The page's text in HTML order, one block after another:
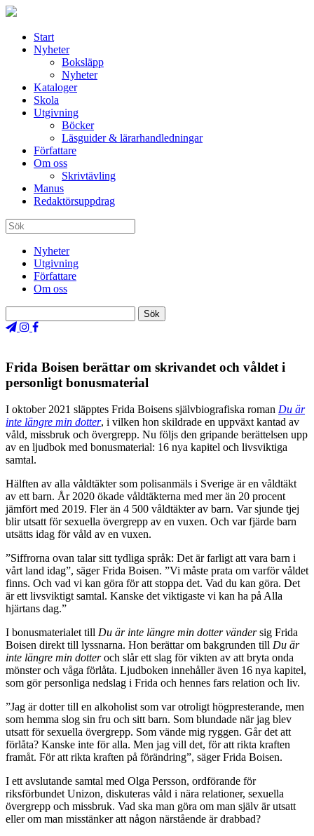
Start
Nyheter
Boksläpp
Nyheter
Kataloger
Skola
Utgivning
Böcker
Läsguider & lärarhandledningar
Författare
Om oss
Skrivtävling
Manus
Redaktörsuppdrag
Nyheter
Utgivning
Författare
Om oss
Frida Boisen berättar om skrivandet och våldet i
personligt bonusmaterial
I oktober 2021 släpptes Frida Boisens självbiografiska roman Du är
inte längre min dotter, i vilken hon skildrade en uppväxt kantad av
våld, missbruk och övergrepp. Nu följs den gripande berättelsen upp
av en ljudbok med bonusmaterial: 16 nya kapitel och livsviktiga
samtal.
Hälften av alla våldtäkter som polisanmäls i Sverige är en våldtäkt
av ett barn. År 2020 ökade våldtäkterna med mer än 20 procent
jämfört med 2019. Fler än 4 500 våldtäkter av barn. Var sjunde tjej
blir utsatt för sexuella övergrepp av en vuxen. Och var fjärde barn
utsätts idag för våld av en vuxen.
”Siffrorna ovan talar sitt tydliga språk: Det är farligt att vara barn i
vårt land idag”, säger Frida Boisen. ”Vi måste prata om varför våldet
finns. Och vad vi kan göra för att stoppa det. Vad du kan göra. Det
är ett livsviktigt samtal. Kanske det viktigaste vi kan ha på Alla
hjärtans dag.”
I bonusmaterialet till Du är inte längre min dotter vändersig Frida
Boisen direkt till lyssnarna. Hon berättar om bakgrunden till Du är
inte längre min dotteroch slår ett slag för vikten av att bryta onda
mönster och våga förlåta. Ljudboken innehåller även 16 nya kapitel,
som gör personliga nedslag i Frida och hennes fars relation och liv.
”Jag är dotter till en alkoholist som var otroligt högpresterande, men
som hemma slog sin fru och sitt barn. Som blundade när jag blev
utsatt för sexuella övergrepp. Som vände mig ryggen. Går det att
förlåta? Kanske inte för alla. Men jag vill det, för att rikta kraften
framåt. För att rikta kraften på förändring”, säger Frida Boisen.
I ett avslutande samtal med Olga Persson, ordförande för
riksförbundet Unizon, diskuteras våld i nära relationer, sexuella
övergrepp och missbruk. Vad ska man göra om man själv är utsatt
eller om man misstänker att någon närstående är drabbad?